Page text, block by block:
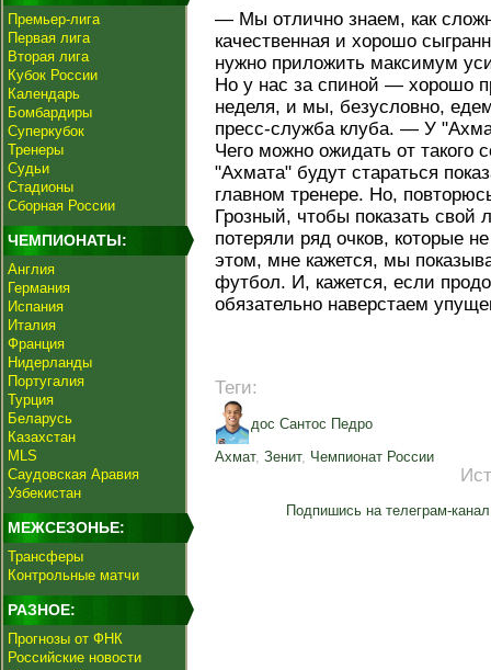
Премьер-лига
Первая лига
Вторая лига
Кубок России
Календарь
Бомбардиры
Суперкубок
Тренеры
Судьи
Стадионы
Сборная России
ЧЕМПИОНАТЫ:
Англия
Германия
Испания
Италия
Франция
Нидерланды
Португалия
Турция
Беларусь
Казахстан
MLS
Саудовская Аравия
Узбекистан
МЕЖСЕЗОНЬЕ:
Трансферы
Контрольные матчи
РАЗНОЕ:
Прогнозы от ФНК
Российские новости
— Мы отлично знаем, как
качественная и хорошо
нужно приложить максимум
Но у нас за спиной — хорошо
неделя, и мы, безусловно,
пресс-служба клуба. — У
Чего можно ожидать от такого
"Ахмата" будут стараться
главном тренере. Но,
Грозный, чтобы показать
потеряли ряд очков, которые
этом, мне кажется, мы
футбол. И, кажется, если
обязательно наверстаем
Теги:
дос Сантос Педро
Ахмат, Зенит, Чемпионат России
Подпишись на телеграм-